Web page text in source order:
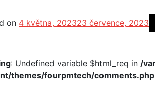
on 4 května, 202323 července, 2023
: Undefined variable $html_req in /
themes/fourpmtech/comments.php